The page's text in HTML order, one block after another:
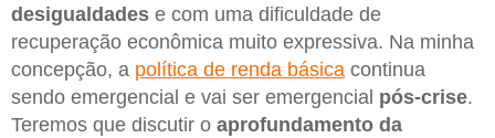
desigualdades e com uma dificuldade de
recuperação econômica muito expressiva. Na minha
concepção, a política de renda básica continua
sendo emergencial e vai ser emergencial pós-crise.
Teremos que discutir o aprofundamento da